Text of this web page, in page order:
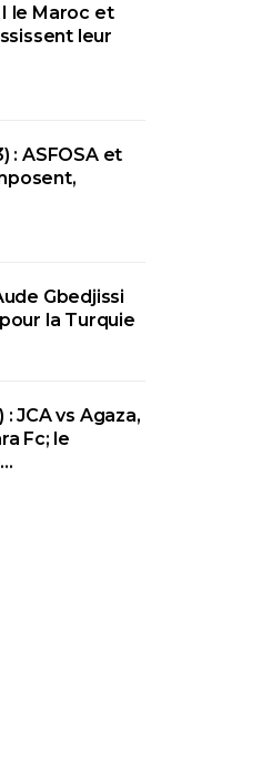
I le Maroc et
leur
: ASFOSA et
Gbedjissi
la Turquie
: JCA vs Agaza,
Fc; le